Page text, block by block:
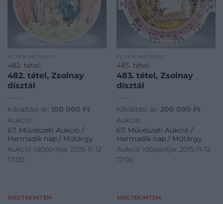
EGYÉB MŰTÁRGY
482. tétel:
482. tétel, Zsolnay
dísztál
Kikiáltási ár: 100 000 Ft
Aukció:
67. Művészeti Aukció /
Harmadik nap / Műtárgy
Aukció időpontja: 2015-11-12
17:00
MEGTEKINTEM
EGYÉB MŰTÁRGY
483. tétel:
483. tétel, Zsolnay
dísztál
Kikiáltási ár: 200 000 Ft
Aukció:
67. Művészeti Aukció /
Harmadik nap / Műtárgy
Aukció időpontja: 2015-11-12
17:00
MEGTEKINTEM